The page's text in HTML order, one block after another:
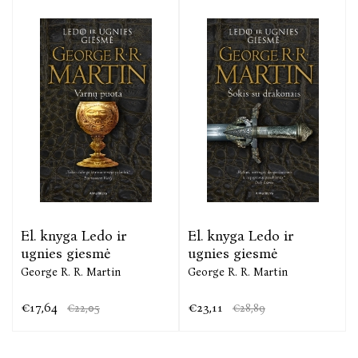
El. knyga Ledo ir
ugnies giesmė
George R. R. Martin
€17,64 €22,05
El. knyga Ledo ir
ugnies giesmė
George R. R. Martin
€23,11 €28,89